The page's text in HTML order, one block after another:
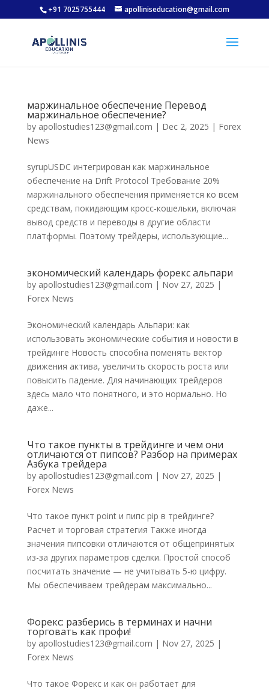
+91 7025755444 apolliniseducation@gmail.com
маржинальное обеспечение Перевод
маржинальное обеспечение?
by apollostudies123@gmail.com | Dec 2, 2025 | Forex
News
syrupUSDC интегрирован как маржинальное
обеспечение на Drift Protocol Требование 20%
маржинального обеспечения применяется ко всем
средствам, покидающим кросс-кошельки, включая
вывод средств и переводы в другие области
платформы. Поэтому трейдеры, использующие...
экономический календарь форекс альпари
by apollostudies123@gmail.com | Nov 27, 2025 |
Forex News
Экономический календарь Альпари: как
использовать экономические события и новости в
трейдинге Новость способна поменять вектор
движения актива, увеличить скорость роста или
повысить падение. Для начинающих трейдеров
здесь мало что понятного, и это нормально. Но
даже...
Что такое пункты в трейдинге и чем они
отличаются от пипсов? Разбор на примерах
Азбука трейдера
by apollostudies123@gmail.com | Nov 27, 2025 |
Forex News
Что такое пункт point и пипс pip в трейдинге?
Расчет и торговая стратегия Также иногда
значения пипсовки отличаются от общепринятых
из-за других параметров сделки. Простой способ
посчитать значение — не учитывать 5-ю цифру.
Мы обеспечиваем трейдерам максимально...
Форекс: разберись в терминах и начни
торговать как профи!
by apollostudies123@gmail.com | Nov 27, 2025 |
Forex News
Что такое Форекс и как он работает для